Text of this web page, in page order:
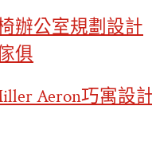
辦公室規劃設計
俱
Aeron巧寓設